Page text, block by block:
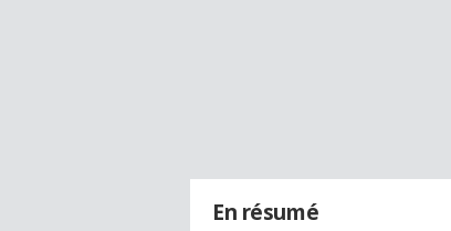
En résumé